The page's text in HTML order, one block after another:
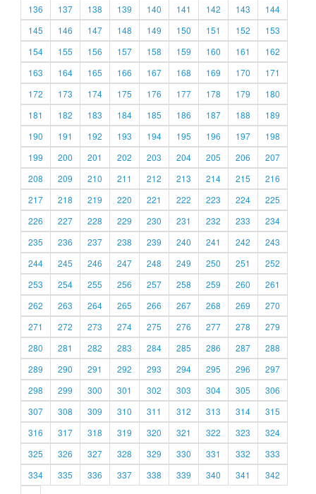
136
137 138 139 140 141 142 143
144
145
146 147 148 149 150 151 152
153
154
155 156 157 158 159 160 161
162
163
164 165 166 167 168 169 170
171
172
173 174 175 176 177 178 179
180
181
182 183 184 185 186 187 188
189
190
191 192 193 194 195 196 197
198
199
200 201 202 203 204 205 206
207
208
209 210 211 212 213 214 215
216
217
218 219 220 221 222 223 224
225
226
227 228 229 230 231 232 233
234
235
236 237 238 239 240 241 242
243
244
245 246 247 248 249 250 251
252
253
254 255 256 257 258 259 260
261
262
263 264 265 266 267 268 269
270
271
272 273 274 275 276 277 278
279
280
281 282 283 284 285 286 287
288
289
290 291 292 293 294 295 296
297
298
299 300 301 302 303 304 305
306
307
308 309 310 311 312 313 314
315
316
317 318 319 320 321 322 323
324
325
326 327 328 329 330 331 332
333
334
335 336 337 338 339 340 341
342